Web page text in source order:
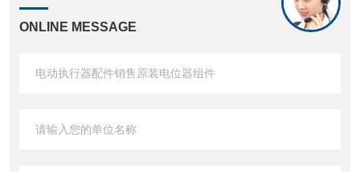
ONLINE MESSAGE